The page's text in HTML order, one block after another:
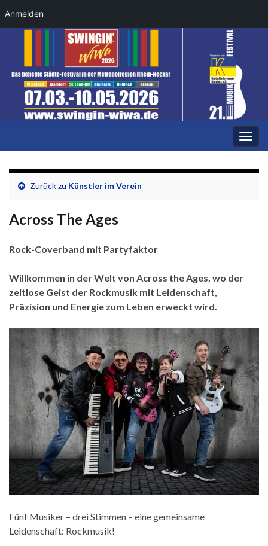
Anmelden
Zurück zu Künstler im Verein
Across The Ages
Rock-Coverband mit Partyfaktor
Willkommen in der Welt von Across the Ages, wo der
zeitlose Geist der Rockmusik mit Leidenschaft,
Präzision und Energie zum Leben erweckt wird.
Fünf Musiker – drei Stimmen – eine gemeinsame
Leidenschaft: Rockmusik!